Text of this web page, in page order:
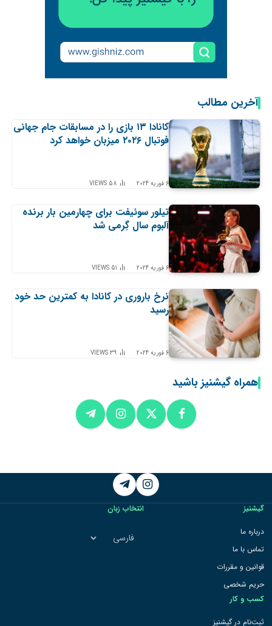
آخرین مطالب
کانادا ۱۳ بازی را در مسابقات جام جهانی
فوتبال ۲۰۲۶ میزبان خواهد کرد
6 فوریه 2024 58
VIEWS
تیلور سوئیفت برای چهارمین بار برنده
آلبوم سال گِرمی شد
6 فوریه 2024 51
VIEWS
نرخ باروری در کانادا به کمترین حد خود
رسید
6 فوریه 2024 39
VIEWS
همراه گیشنیز باشید
Instagram
Telegram
گیشنیز
درباره ما
تماس با ما
قوانین و مقررات
حریم شخصی
کسب و کار
ثبت‌نام در گیشنیز
انتخاب زبان
انتخاب
زبان